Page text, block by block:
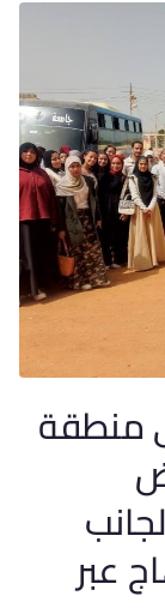
منطقة
عبر